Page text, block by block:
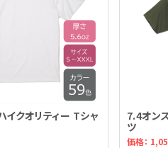
イクオリティー Tシャ
7.4オン
ツ
価格：